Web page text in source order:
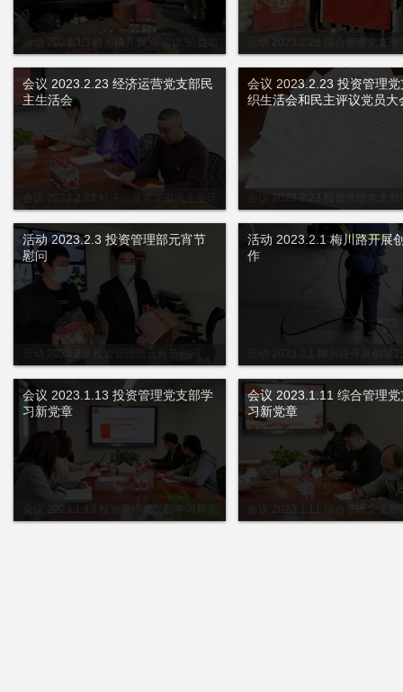
活动 2023.3.3 梅川路开展“学雷锋”公益市
活动 2023.2.28 综合管理党支
会议 2023.2.23 经济运营党支部民主生活
会议 2023.2.23 经济运营党支部民
主生活会
会议 2023.2.23 投资管理党支
会议 2023.2.23 投资管理党
织生活会和民主评议党员大
活动 2023.2.3 投资管理部元宵节慰问
活动 2023.2.3 投资管理部元宵节
慰问
活动 2023.2.1 梅川路开展
作
会议 2023.1.13 投资管理党支部学习新党
会议 2023.1.13 投资管理党支部学
习新党章
会议 2023.1.11 综合管理党支
会议 2023.1.11 综合管理党
习新党章